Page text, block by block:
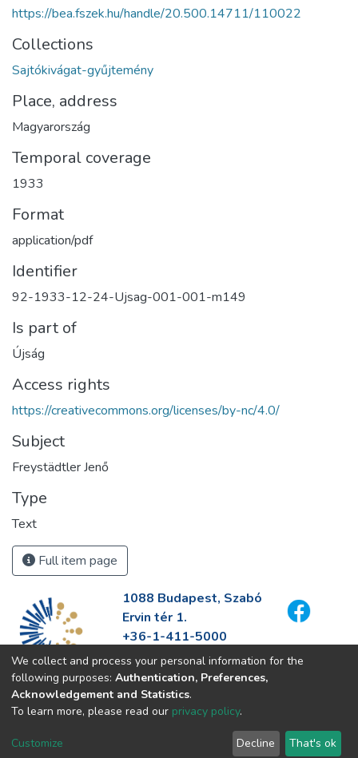
https://bea.fszek.hu/handle/20.500.14711/110022
Collections
Sajtókivágat-gyűjtemény
Place, address
Magyarország
Temporal coverage
1933
Format
application/pdf
Identifier
92-1933-12-24-Ujsag-001-001-m149
Is part of
Újság
Access rights
https://creativecommons.org/licenses/by-nc/4.0/
Subject
Freystädtler Jenő
Type
Text
Full item page
1088 Budapest, Szabó
Ervin tér 1.
+36-1-411-5000
info@fszek.hu
https://fszek.hu
We collect and process your personal information for the
following purposes: Authentication, Preferences,
Acknowledgement and Statistics.
To learn more, please read our privacy policy.
Customize Decline That's ok